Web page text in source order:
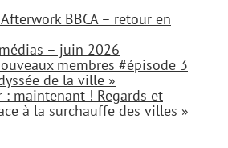
BBCA – retour en
– juin 2026
membres #épisode 3
de la ville »
: maintenant ! Regards et
à la surchauffe des villes »